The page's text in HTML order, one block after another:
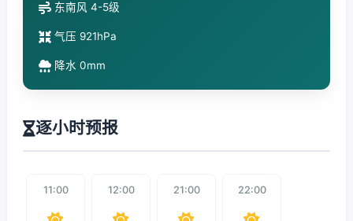
东南风 4-5级
气压 921hPa
降水 0mm
逐小时预报
11:00 12:00 21:00 22:00